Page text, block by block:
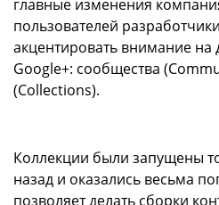
главные изменения
пользователей
акцентировать внимание на
Google+: сообщества
(Collections).
Коллекции были запущены
назад и оказались весьма
позволяет делать сборки